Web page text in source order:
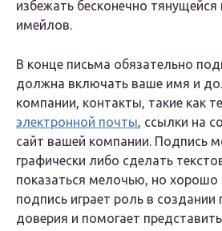
избежать бесконечно
имейлов.
В конце письма обязательно
должна включать ваше имя и
компании, контакты, такие как
электронной почты, ссылки на
сайт вашей компании. Подпись
графически либо сделать
показаться мелочью, но хорошо
подпись играет роль в создании
доверия и помогает представить